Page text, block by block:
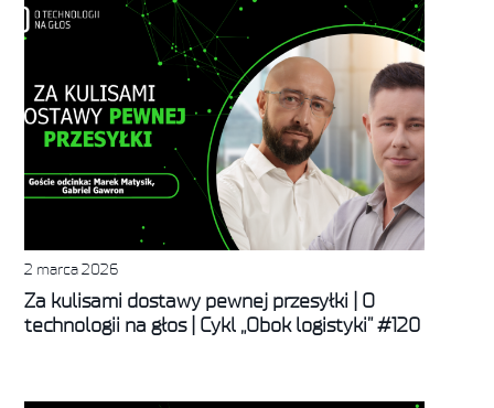
2 marca 2026
Za kulisami dostawy pewnej przesyłki | O
technologii na głos | Cykl „Obok logistyki” #120